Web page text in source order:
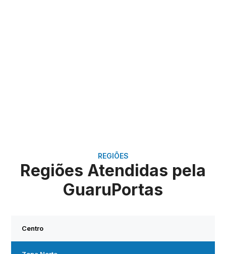
REGIÕES
Regiões Atendidas pela
GuaruPortas
Centro